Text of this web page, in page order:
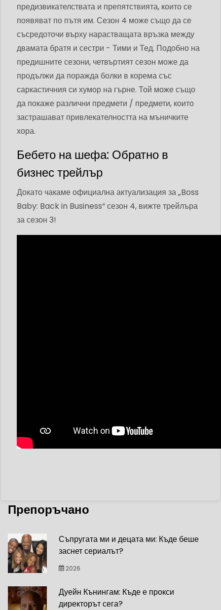
предизвикателствата и препятствията, които се
появяват по пътя им. Сезон 4 може също да се
съсредоточи върху нарастващата връзка между
двамата братя и сестри - Тими и Тед. Подобно на
предишните сезони, четвъртият сезон може да
продължи да поражда болки в корема със
саркастичния си хумор на гърне. Той може също
да покаже различни предмети / предмети, които
застрашават привлекателността на мъничките
хора.
Бебето на шефа: Обратно в
бизнес трейлър
Докато чакаме официална актуализация за „Boss
Baby: Back in Business“ сезон 4, вижте трейлъра
за сезон 3!
Препоръчано
Съпругата ми и децата ми: Къде беше
заснет сериалът?
2026
Дуейн Кънингам: Къде е прокси
директорът сега?